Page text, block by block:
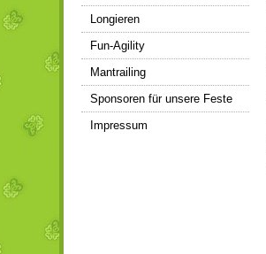
Longieren
Fun-Agility
Mantrailing
Sponsoren für unsere Feste
Impressum